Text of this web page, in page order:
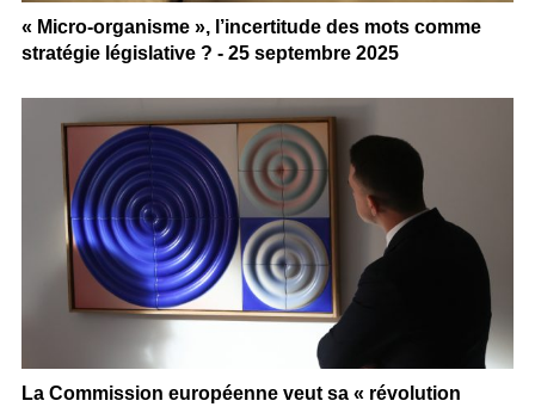
« Micro-organisme », l’incertitude des mots comme
stratégie législative ? - 25 septembre 2025
La Commission européenne veut sa « révolution